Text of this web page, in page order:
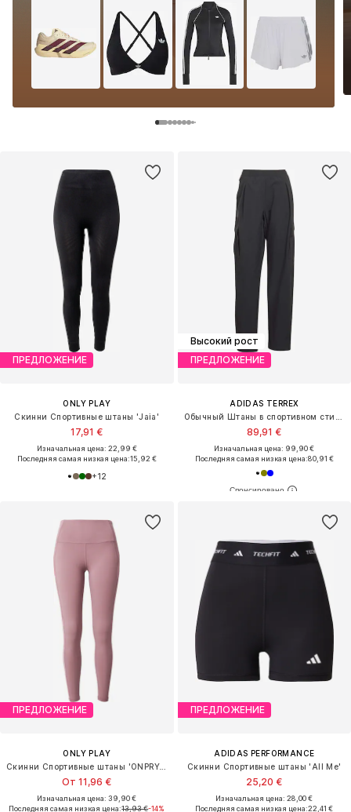
ПРЕДЛОЖЕНИЕ
ONLY PLAY
Скинни Спортивные штаны 'Jaia'
17,91 €
Изначальная цена: 22,99 €
Последняя самая низкая цена:15,92 €
+12
Высокий рост
ПРЕДЛОЖЕНИЕ
ADIDAS TERREX
89,91 €
Изначальная цена: 99,90 €
Последняя самая низкая цена:80,91 €
ПРЕДЛОЖЕНИЕ
ONLY PLAY
Скинни Спортивные штаны 'ONPRYA-WAVES-2'
От 11,96 €
Изначальная цена: 39,90 €
Последняя самая низкая цена:13,93 €-14%
ПРЕДЛОЖЕНИЕ
ADIDAS PERFORMANCE
Скинни Спортивные штаны 'All Me'
25,20 €
Изначальная цена: 28,00 €
Последняя самая низкая цена:22,41 €